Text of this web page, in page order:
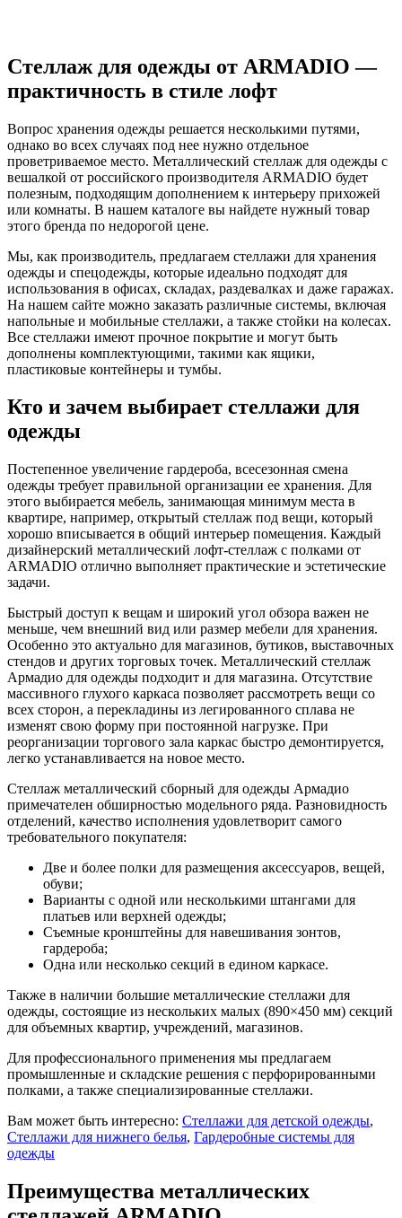
Стеллаж для одежды от ARMADIO —
практичность в стиле лофт
Вопрос хранения одежды решается несколькими путями,
однако во всех случаях под нее нужно отдельное
проветриваемое место. Металлический стеллаж для одежды с
вешалкой от российского производителя ARMADIO будет
полезным, подходящим дополнением к интерьеру прихожей
или комнаты. В нашем каталоге вы найдете нужный товар
этого бренда по недорогой цене.
Мы, как производитель, предлагаем стеллажи для хранения
одежды и спецодежды, которые идеально подходят для
использования в офисах, складах, раздевалках и даже гаражах.
На нашем сайте можно заказать различные системы, включая
напольные и мобильные стеллажи, а также стойки на колесах.
Все стеллажи имеют прочное покрытие и могут быть
дополнены комплектующими, такими как ящики,
пластиковые контейнеры и тумбы.
Кто и зачем выбирает стеллажи для
одежды
Постепенное увеличение гардероба, всесезонная смена
одежды требует правильной организации ее хранения. Для
этого выбирается мебель, занимающая минимум места в
квартире, например, открытый стеллаж под вещи, который
хорошо вписывается в общий интерьер помещения. Каждый
дизайнерский металлический лофт-стеллаж с полками от
ARMADIO отлично выполняет практические и эстетические
задачи.
Быстрый доступ к вещам и широкий угол обзора важен не
меньше, чем внешний вид или размер мебели для хранения.
Особенно это актуально для магазинов, бутиков, выставочных
стендов и других торговых точек. Металлический стеллаж
Армадио для одежды подходит и для магазина. Отсутствие
массивного глухого каркаса позволяет рассмотреть вещи со
всех сторон, а перекладины из легированного сплава не
изменят свою форму при постоянной нагрузке. При
реорганизации торгового зала каркас быстро демонтируется,
легко устанавливается на новое место.
Стеллаж металлический сборный для одежды Армадио
примечателен обширностью модельного ряда. Разновидность
отделений, качество исполнения удовлетворит самого
требовательного покупателя:
Две и более полки для размещения аксессуаров, вещей,
обуви;
Варианты с одной или несколькими штангами для
платьев или верхней одежды;
Съемные кронштейны для навешивания зонтов,
гардероба;
Одна или несколько секций в едином каркасе.
Также в наличии большие металлические стеллажи для
одежды, состоящие из нескольких малых (890×450 мм) секций
для объемных квартир, учреждений, магазинов.
Для профессионального применения мы предлагаем
промышленные и складские решения с перфорированными
полками, а также специализированные стеллажи.
Вам может быть интересно: Стеллажи для детской одежды,
Стеллажи для нижнего белья, Гардеробные системы для
одежды
Преимущества металлических